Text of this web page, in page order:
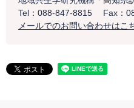
Tel：088-847-8815
Fax：
メールでのお問い合わせはこ